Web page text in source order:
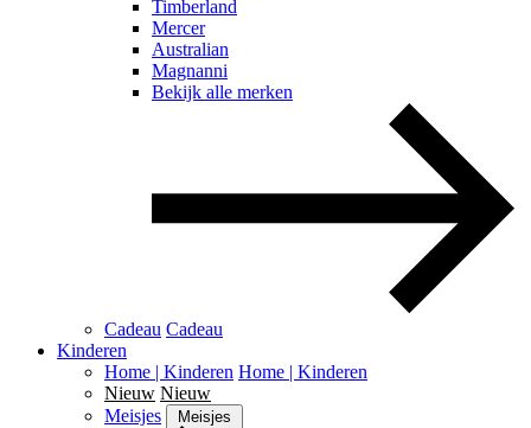
Timberland
Mercer
Australian
Magnanni
Bekijk alle merken
Cadeau Cadeau
Kinderen
Home | Kinderen Home | Kinderen
Nieuw Nieuw
Meisjes
Meisjes